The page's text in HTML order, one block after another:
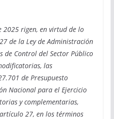
2025 rigen, en virtud de lo
de la Ley de Administración
de Control del Sector Público
las
de Presupuesto
Nacional para el Ejercicio
y complementarias,
27, en los términos